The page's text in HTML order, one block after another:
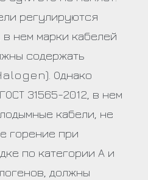
регулируются
в нем марки кабелей
содержать
Однако
31565-2012, в нем
кабели, не
горение при
по категории А и
должны